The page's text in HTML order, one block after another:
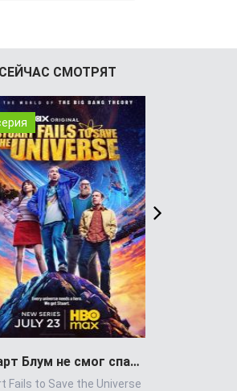
СЕЙЧАС СМОТРЯТ
Стюарт Блум не смог спасти вселенную
Fails to Save the Universe